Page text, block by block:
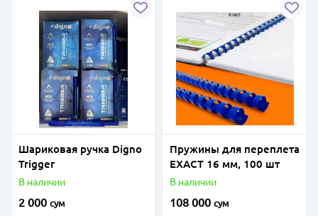
Шариковая ручка Digno
Trigger
В наличии
2 000 сум
Пружины для переплета
EXACТ 16 мм, 100 шт
В наличии
108 000 сум